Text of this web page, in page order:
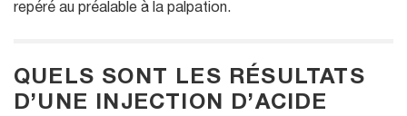
repéré au préalable à la palpation.
QUELS SONT LES RÉSULTATS
D’UNE INJECTION D’ACIDE